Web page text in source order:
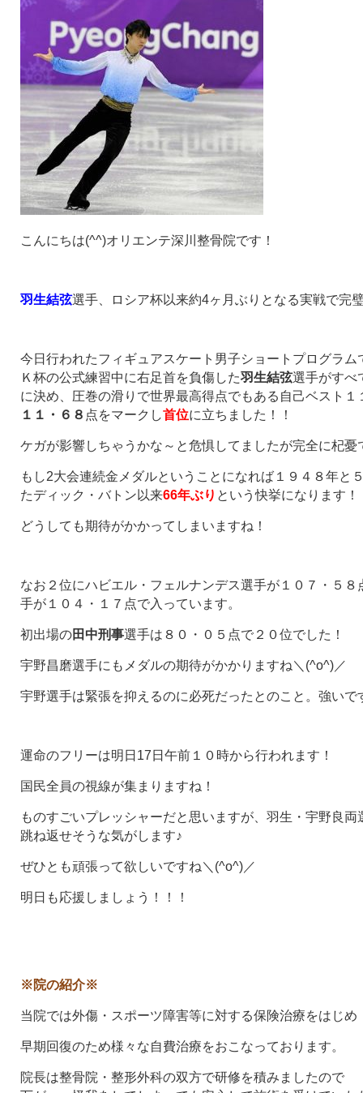
こんにちは(^^)オリエンテ深川整骨院です！
羽生結弦選手、ロシア杯以来約4ヶ月ぶりとなる実戦で完
今日行われたフィギュアスケート男子ショートプログラム
Ｋ杯の公式練習中に右足首を負傷した羽生結弦選手がすべ
に決め、圧巻の滑りで世界最高得点でもある自己ベスト１
１１・６８ 点をマークし首位に立ちました！！
ケガが影響しちゃうかな～と危惧してましたが完全に杞憂
もし2大会連続金メダルということになれば１９４８年と
たディック・バトン以来66年ぶり という快挙になります！
どうしても期待がかかってしまいますね！
なお２位にハビエル・フェルナンデス選手が１０７・５８
手が１０４・１７点で入っています。
初出場の田中刑事選手は８０・０５点で２０位でした！
宇野昌磨選手にもメダルの期待がかかりますね＼(^o^)／
宇野選手は緊張を抑えるのに必死だったとのこと。強いで
運命のフリーは明日17日午前１０時から行われます！
国民全員の視線が集まりますね！
ものすごいプレッシャーだと思いますが、羽生・宇野良
跳ね返せそうな気がします♪
ぜひとも頑張って欲しいですね＼(^o^)／
明日も応援しましょう！！！
※院の紹介※
当院では外傷・スポーツ障害等に対する保険治療をはじめ
早期回復のため様々な自費治療をおこなっております。
院長は整骨院・整形外科の双方で研修を積みましたので